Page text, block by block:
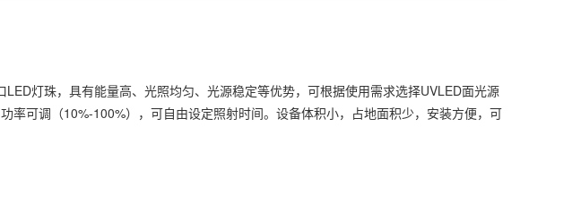
灯珠，具有能量高、光照均匀、光源稳定等优势，可根据使用需求选择UVLED面光源
率可调（10%-100%），可自由设定照射时间。设备体积小，占地面积少，安装方便，可